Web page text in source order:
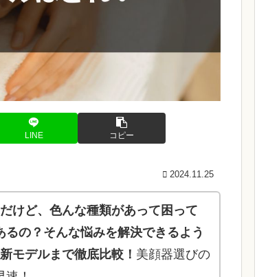
LINE コピー
2024.11.25
けど、色んな種類があって困って
の？そんな悩みを解決できるよう
モデルまで徹底比較！ 美顔器選びの